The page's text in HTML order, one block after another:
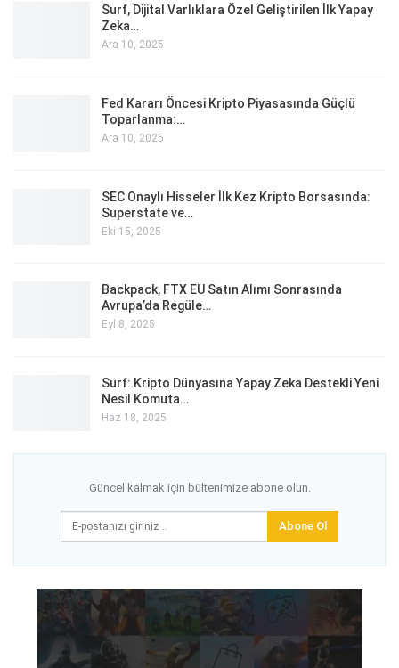
Surf, Dijital Varlıklara Özel Geliştirilen İlk Yapay
Zeka…
Ara 10, 2025
Fed Kararı Öncesi Kripto Piyasasında Güçlü
Toparlanma:…
Ara 10, 2025
SEC Onaylı Hisseler İlk Kez Kripto Borsasında:
Superstate ve…
Eki 15, 2025
Backpack, FTX EU Satın Alımı Sonrasında
Avrupa’da Regüle…
Eyl 8, 2025
Surf: Kripto Dünyasına Yapay Zeka Destekli Yeni
Nesil Komuta…
Haz 18, 2025
Güncel kalmak için bültenimize abone olun.
Abone Ol